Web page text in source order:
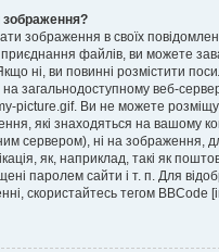
зображення в своїх
приєднання файлів, ви можете
ні, ви повинні розмістити
загальнодоступному веб-
picture.gif. Ви не можете
які знаходяться на вашому
сервером), ні на зображення,
як, наприклад, такі як
паролем сайти і т. п. Для
скористайтесь тегом BBCode